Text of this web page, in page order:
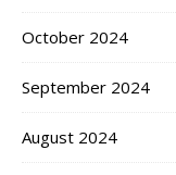
October 2024
September 2024
August 2024